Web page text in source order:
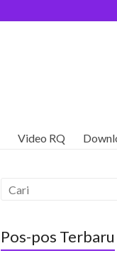
Video RQ
Pos-pos Terbaru